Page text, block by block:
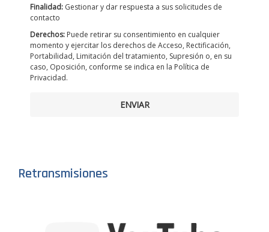
Finalidad: Gestionar y dar respuesta a sus solicitudes de
contacto
Derechos: Puede retirar su consentimiento en cualquier
momento y ejercitar los derechos de Acceso, Rectificación,
Portabilidad, Limitación del tratamiento, Supresión o, en su
caso, Oposición, conforme se indica en la Política de
Privacidad.
ENVIAR
Retransmisiones